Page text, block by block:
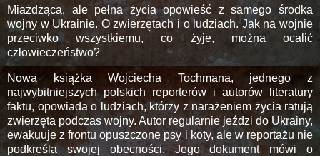
Miażdżąca, ale pełna życia opowieść z samego środka
wojny w Ukrainie. O zwierzętach i o ludziach. Jak na wojnie
przeciwko wszystkiemu, co żyje, można ocalić
człowieczeństwo?
Nowa książka Wojciecha Tochmana, jednego z
najwybitniejszych polskich reporterów i autorów literatury
faktu, opowiada o ludziach, którzy z narażeniem życia ratują
zwierzęta podczas wojny. Autor regularnie jeździ do Ukrainy,
ewakuuje z frontu opuszczone psy i koty, ale w reportażu nie
podkreśla swojej obecności. Jego dokument mówi o